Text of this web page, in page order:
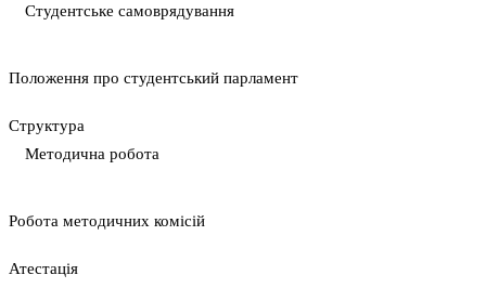
Студентське самоврядування
Положення про студентський парламент
Cтруктура
Методична робота
Pобота методичних комісій
Атестація